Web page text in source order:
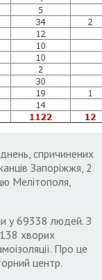
спричинених
Запоріжжя, 2
Мелітополя,
у 69338 людей. З
хворих
Про це
центр.